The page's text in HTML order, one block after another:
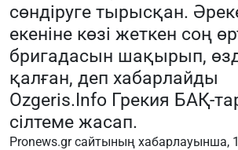
сөндіруге тырысқан.
екеніне көзі жеткен соң
бригадасын шақырып,
қалған, деп хабарлайды
Ozgeris.Info Грекия БАҚ-
сілтеме жасап.
Рronews.gr сайтының хабарлауынша,